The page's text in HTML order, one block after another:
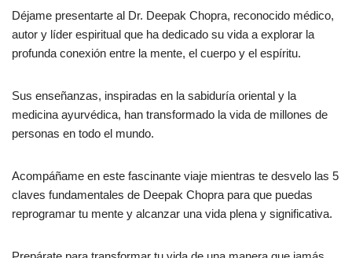
Déjame presentarte al Dr. Deepak Chopra, reconocido médico,
autor y líder espiritual que ha dedicado su vida a explorar la
profunda conexión entre la mente, el cuerpo y el espíritu.
Sus enseñanzas, inspiradas en la sabiduría oriental y la
medicina ayurvédica, han transformado la vida de millones de
personas en todo el mundo.
Acompáñame en este fascinante viaje mientras te desvelo las 5
claves fundamentales de Deepak Chopra para que puedas
reprogramar tu mente y alcanzar una vida plena y significativa.